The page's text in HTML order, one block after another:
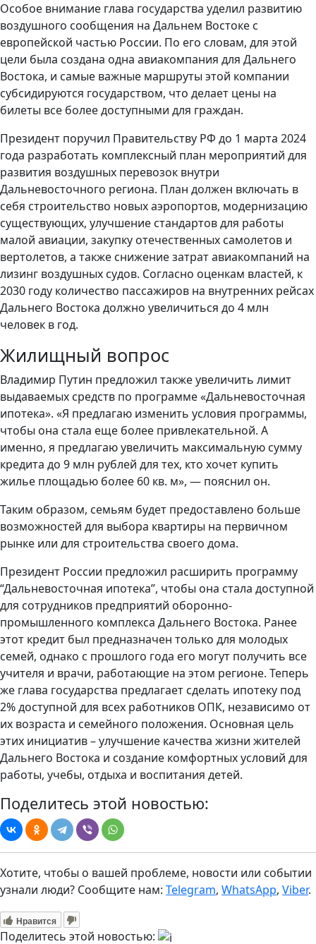
Особое внимание глава государства уделил развитию
воздушного сообщения на Дальнем Востоке с
европейской частью России. По его словам, для этой
цели была создана одна авиакомпания для Дальнего
Востока, и самые важные маршруты этой компании
субсидируются государством, что делает цены на
билеты все более доступными для граждан.
Президент поручил Правительству РФ до 1 марта 2024
года разработать комплексный план мероприятий для
развития воздушных перевозок внутри
Дальневосточного региона. План должен включать в
себя строительство новых аэропортов, модернизацию
существующих, улучшение стандартов для работы
малой авиации, закупку отечественных самолетов и
вертолетов, а также снижение затрат авиакомпаний на
лизинг воздушных судов. Согласно оценкам властей, к
2030 году количество пассажиров на внутренних рейсах
Дальнего Востока должно увеличиться до 4 млн
человек в год.
Жилищный вопрос
Владимир Путин предложил также увеличить лимит
выдаваемых средств по программе «Дальневосточная
ипотека». «Я предлагаю изменить условия программы,
чтобы она стала еще более привлекательной. А
именно, я предлагаю увеличить максимальную сумму
кредита до 9 млн рублей для тех, кто хочет купить
жилье площадью более 60 кв. м», — пояснил он.
Таким образом, семьям будет предоставлено больше
возможностей для выбора квартиры на первичном
рынке или для строительства своего дома.
Президент России предложил расширить программу
“Дальневосточная ипотека”, чтобы она стала доступной
для сотрудников предприятий оборонно-
промышленного комплекса Дальнего Востока. Ранее
этот кредит был предназначен только для молодых
семей, однако с прошлого года его могут получить все
учителя и врачи, работающие на этом регионе. Теперь
же глава государства предлагает сделать ипотеку под
2% доступной для всех работников ОПК, независимо от
их возраста и семейного положения. Основная цель
этих инициатив – улучшение качества жизни жителей
Дальнего Востока и создание комфортных условий для
работы, учебы, отдыха и воспитания детей.
Поделитесь этой новостью:
Хотите, чтобы о вашей проблеме, новости или событии
узнали люди? Сообщите нам: Telegram, WhatsApp, Viber.
Нравится
Поделитесь этой новостью: